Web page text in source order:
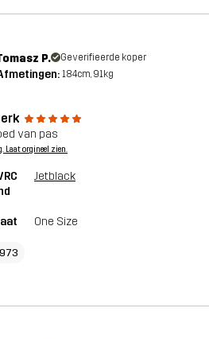
P. Geverifieerde koper
184cm, 91kg
van pas
Laat orgineel zien.
Jetblack
One Size